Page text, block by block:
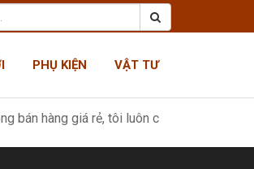
PHỤ KIỆN VẬT TƯ
giá rẻ, tôi luôn có giá tốt nhất, như một